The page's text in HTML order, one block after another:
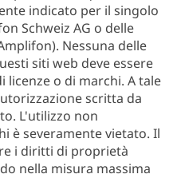
indicato per il singolo
Schweiz AG o delle
Nessuna delle
siti web deve essere
licenze o di marchi. A tale
scritta da
L'utilizzo non
è severamente vietato. Il
i diritti di proprietà
nella misura massima